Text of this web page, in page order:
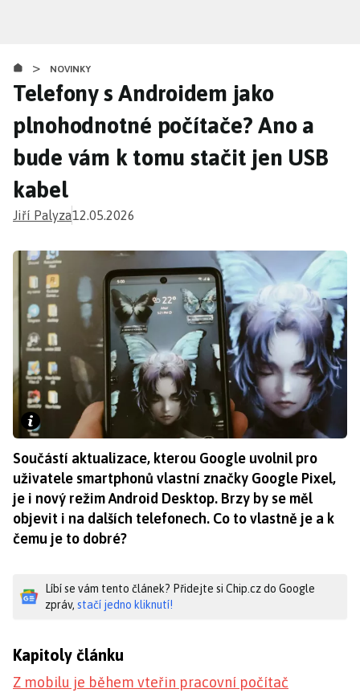
obsahu
> NOVINKY
Telefony s Androidem jako
plnohodnotné počítače? Ano a
bude vám k tomu stačit jen USB
kabel
Jiří Palyza12.05.2026
Součástí aktualizace, kterou Google uvolnil pro
uživatele smartphonů vlastní značky Google Pixel,
je i nový režim Android Desktop. Brzy by se měl
objevit i na dalších telefonech. Co to vlastně je a k
čemu je to dobré?
Líbí se vám tento článek? Přidejte si Chip.cz do Google
zpráv, stačí jedno kliknutí!
Kapitoly článku
Z mobilu je během vteřin pracovní počítač